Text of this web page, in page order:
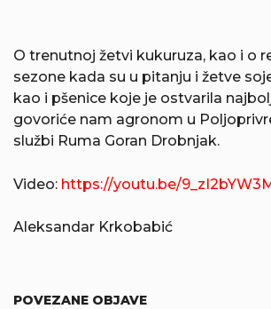
O trenutnoj žetvi kukuruza, kao i o
sezone kada su u pitanju i žetve
kao i pšenice koje je ostvarila
govoriće nam agronom u
službi Ruma Goran Drobnjak.
Video: https://youtu.be/
Aleksandar Krkobabić
POVEZANE OBJAVE